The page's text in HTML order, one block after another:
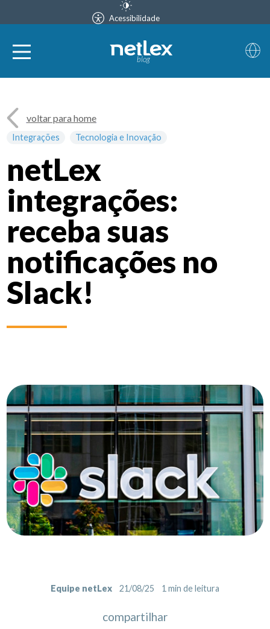
Acessibilidade
blog
Integrações Tecnologia e Inovação
voltar para home
netLex
integrações:
receba suas
notificações no
Slack!
Equipe netLex 21/08/25 1 min de leitura
compartilhar